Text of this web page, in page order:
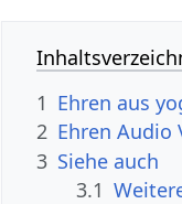
1 Ehren aus
2
Ehren‏‎
3 Siehe auch
3.1